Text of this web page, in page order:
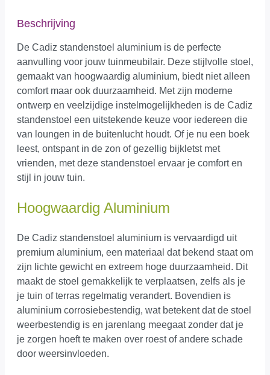
Beschrijving
De Cadiz standenstoel aluminium is de perfecte
aanvulling voor jouw tuinmeubilair. Deze stijlvolle stoel,
gemaakt van hoogwaardig aluminium, biedt niet alleen
comfort maar ook duurzaamheid. Met zijn moderne
ontwerp en veelzijdige instelmogelijkheden is de Cadiz
standenstoel een uitstekende keuze voor iedereen die
van loungen in de buitenlucht houdt. Of je nu een boek
leest, ontspant in de zon of gezellig bijkletst met
vrienden, met deze standenstoel ervaar je comfort en
stijl in jouw tuin.
Hoogwaardig Aluminium
De Cadiz standenstoel aluminium is vervaardigd uit
premium aluminium, een materiaal dat bekend staat om
zijn lichte gewicht en extreem hoge duurzaamheid. Dit
maakt de stoel gemakkelijk te verplaatsen, zelfs als je
je tuin of terras regelmatig verandert. Bovendien is
aluminium corrosiebestendig, wat betekent dat de stoel
weerbestendig is en jarenlang meegaat zonder dat je
je zorgen hoeft te maken over roest of andere schade
door weersinvloeden.